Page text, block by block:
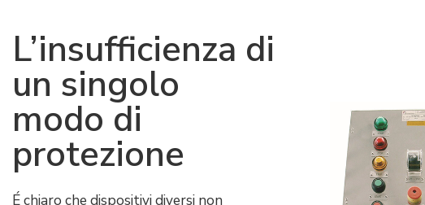
L’insufficienza di
un singolo
modo di
protezione
É chiaro che dispositivi diversi non